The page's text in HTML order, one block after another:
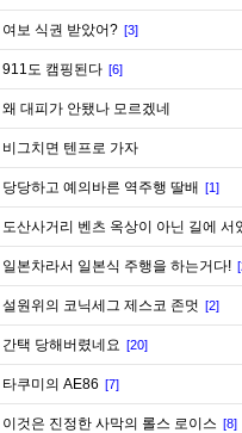
여보 식권 받았어? [3]
911도 캠핑된다 [6]
왜 대피가 안됐나 모르겠네
비그치면 텐프로 가자
당당하고 예의바른 역주행 딸배 [1]
도산사거리 벤츠 옥상이 아닌 길에 서
일본차라서 일본식 주행을 하는거다!
설원위의 코닉세그 제스코 존멋 [2]
간택 당해버렸네요 [20]
타쿠미의 AE86 [7]
이것은 진정한 사막의 롤스 로이스 [8]